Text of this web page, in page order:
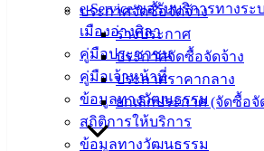
e-Service ขอรับบริการทางร
เมืองอ่างศิลา
คู่มือประชาชน
คู่มือเจ้าหน้าที่
ข้อมูลทางวัฒนธรรม
สถิติการให้บริการ
ข้อมูลทางวัฒนธรรม
ประกาศจัดซื้อจัดจ้าง
ร่างประกาศ
ประกาศจัดซื้อจัดจ้าง
ประกาศราคากลาง
ยกเลิกประกาศ (จัดซื้อจั
ประวัติ
เทศบาล
ผู้บริหาร
หัวหน้า